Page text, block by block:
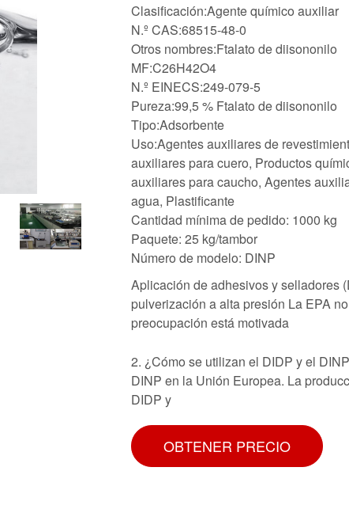
Clasificación:Agente químico auxiliar
N.º CAS:68515-48-0
Otros nombres:Ftalato de diisononilo
MF:C26H42O4
N.º EINECS:249-079-5
Pureza:99,5 % Ftalato de diisononilo
Tipo:Adsorbente
Uso:Agentes auxiliares de
auxiliares para cuero, Productos
auxiliares para caucho, Agentes
agua, Plastificante
Cantidad mínima de pedido: 1000 kg
Paquete: 25 kg/tambor
Número de modelo: DINP
Aplicación de adhesivos y selladores
pulverización a alta presión La EPA
preocupación está motivada
2. ¿Cómo se utilizan el DIDP y el
DINP en la Unión Europea. La
DIDP y
OBTENER PRECIO